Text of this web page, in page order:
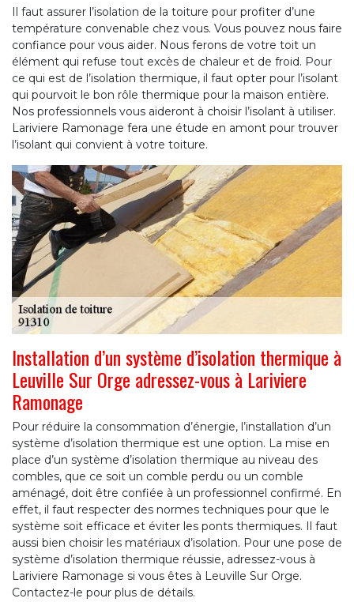
Il faut assurer l’isolation de la toiture pour profiter d’une
température convenable chez vous. Vous pouvez nous faire
confiance pour vous aider. Nous ferons de votre toit un
élément qui refuse tout excès de chaleur et de froid. Pour
ce qui est de l’isolation thermique, il faut opter pour l’isolant
qui pourvoit le bon rôle thermique pour la maison entière.
Nos professionnels vous aideront à choisir l’isolant à utiliser.
Lariviere Ramonage fera une étude en amont pour trouver
l’isolant qui convient à votre toiture.
Installation d’un système d’isolation thermique à
Leuville Sur Orge adressez-vous à Lariviere
Ramonage
Pour réduire la consommation d’énergie, l’installation d’un
système d’isolation thermique est une option. La mise en
place d’un système d’isolation thermique au niveau des
combles, que ce soit un comble perdu ou un comble
aménagé, doit être confiée à un professionnel confirmé. En
effet, il faut respecter des normes techniques pour que le
système soit efficace et éviter les ponts thermiques. Il faut
aussi bien choisir les matériaux d’isolation. Pour une pose de
système d’isolation thermique réussie, adressez-vous à
Lariviere Ramonage si vous êtes à Leuville Sur Orge.
Contactez-le pour plus de détails.